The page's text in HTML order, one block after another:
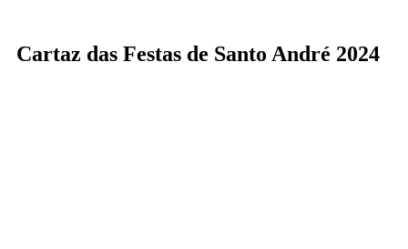
Cartaz das Festas de Santo André 2024